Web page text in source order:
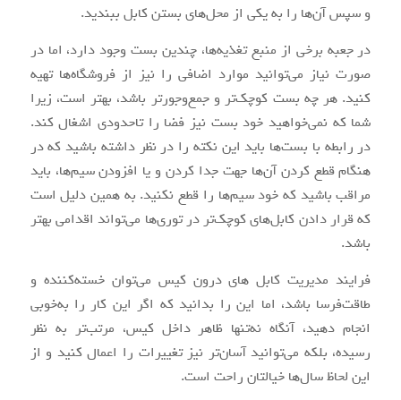
و سپس آن‌ها را به یکی از محل‌های بستن کابل ببندید.
در جعبه برخی از منبع تغذیه‌ها، چندین بست وجود دارد، اما در
صورت نیاز می‌توانید موارد اضافی را نیز از فروشگاه‌ها تهیه
کنید. هر چه بست کوچک‌تر و جمع‌و‌جورتر باشد، بهتر است، زیرا
شما که نمی‌خواهید خود بست نیز فضا را تاحدودی اشغال کند.
در رابطه با بست‌ها باید این نکته را در نظر داشته باشید که در
هنگام قطع کردن آن‌ها جهت جدا کردن و یا افزودن سیم‌ها، باید
مراقب باشید که خود سیم‌ها را قطع نکنید. به همین دلیل است
که قرار دادن کابل‌های کوچک‌تر در توری‌ها می‌تواند اقدامی بهتر
باشد.
فرایند مدیریت کابل های درون کیس می‌توان خسته‌کننده و
طاقت‌فرسا باشد، اما این را بدانید که اگر این کار را به‌خوبی
انجام دهید، آنگاه نه‌تنها ظاهر داخل کیس، مرتب‌تر به نظر
رسیده، بلکه می‌توانید آسان‌تر نیز تغییرات را اعمال کنید و از
این لحاظ سال‌ها خیالتان راحت است.